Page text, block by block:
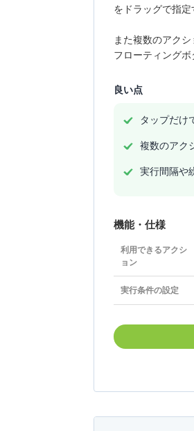
をドラッグで指
また複数のアク
フローティング
良い点
タップだけ
複数のアク
実行間隔や
機能・仕様
利用できるアクシ
ョン
実行条件の設定